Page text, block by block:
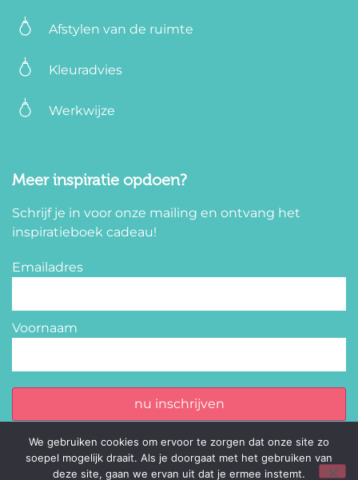
Afstylen van de ruimte
Kleuradvies
Werkwijze
Meer inspiratie opdoen?
Schrijf je in voor onze mailing en ontvang het
inspiratieboek cadeau!
Emailadres
Voornaam
nu inschrijven
We gebruiken cookies om ervoor te zorgen dat onze site zo
soepel mogelijk draait. Als je doorgaat met het gebruiken van
deze site, gaan we ervan uit dat je ermee instemt.